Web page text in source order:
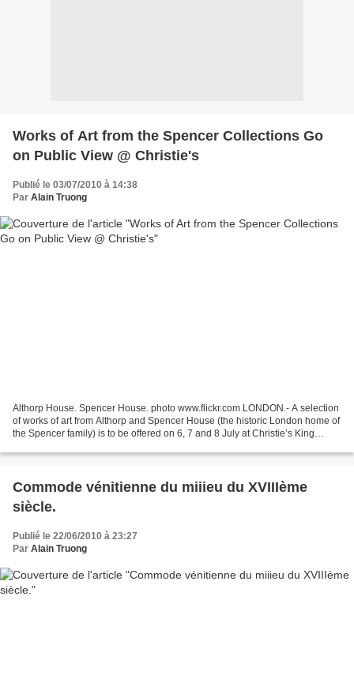
Works of Art from the Spencer Collections Go
on Public View @ Christie's
Publié le 03/07/2010 à 14:38
Par Alain Truong
Althorp House. Spencer House. photo www.flickr.com LONDON.- A selection
of works of art from Althorp and Spencer House (the historic London home of
the Spencer family) is to be offered on 6, 7 and 8 July at Christie’s King
Commode vénitienne du miiieu du XVIIIème
siècle.
Publié le 22/06/2010 à 23:27
Par Alain Truong